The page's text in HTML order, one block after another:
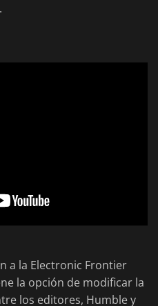
a la Electronic Frontier
la opción de modificar la
los editores, Humble y